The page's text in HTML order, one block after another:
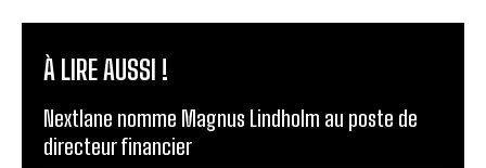
À LIRE AUSSI !
Nextlane nomme Magnus Lindholm au poste de
directeur financier